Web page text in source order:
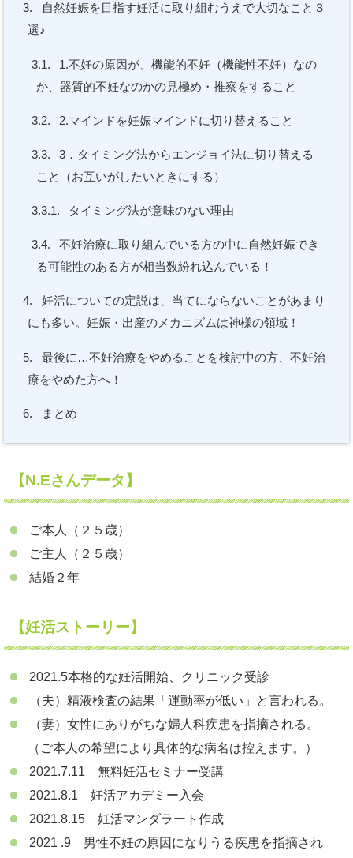
3.
自然妊娠を目指す妊活に取り組むうえで大切なこと３
選♪
3.1.
1.不妊の原因が、機能的不妊（機能性不妊）なの
か、器質的不妊なのかの見極め・推察をすること
3.2. 2.マインドを妊娠マインドに切り替えること
3.3.
3．タイミング法からエンジョイ法に切り替える
こと（お互いがしたいときにする）
3.3.1. タイミング法が意味のない理由
3.4.
不妊治療に取り組んでいる方の中に自然妊娠でき
る可能性のある方が相当数紛れ込んでいる！
4.
妊活についての定説は、当てにならないことがあまり
にも多い。妊娠・出産のメカニズムは神様の領域！
5.
最後に…不妊治療をやめることを検討中の方、不妊治
療をやめた方へ！
6. まとめ
【N.Eさんデータ】
ご本人（２５歳）
ご主人（２５歳）
結婚２年
【妊活ストーリー】
2021.5本格的な妊活開始、クリニック受診
（夫）精液検査の結果「運動率が低い」と言われる。
（妻）女性にありがちな婦人科疾患を指摘される。
（ご本人の希望により具体的な病名は控えます。）
2021.7.11 無料妊活セミナー受講
2021.8.1 妊活アカデミー入会
2021.8.15 妊活マンダラート作成
2021 .9 男性不妊の原因になりうる疾患を指摘され